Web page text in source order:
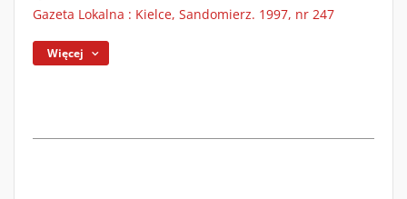
Gazeta Lokalna : Kielce, Sandomierz. 1997, nr 247
Więcej